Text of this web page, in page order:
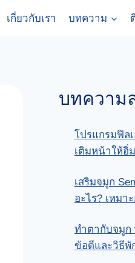
เกี่ยวกับเรา บทความ
บทความ
โปรแกรมฟิล
เติมหน้าให้
เสริมจมูก
อะไร? เหม
ทําตากับจมูก
ข้อดีและวิธีพั